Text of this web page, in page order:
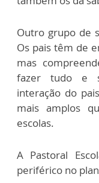
Outro grupo de
Os pais têm de
mas
fazer tudo e
interação do
mais amplos
escolas.
A Pastoral
periférico no